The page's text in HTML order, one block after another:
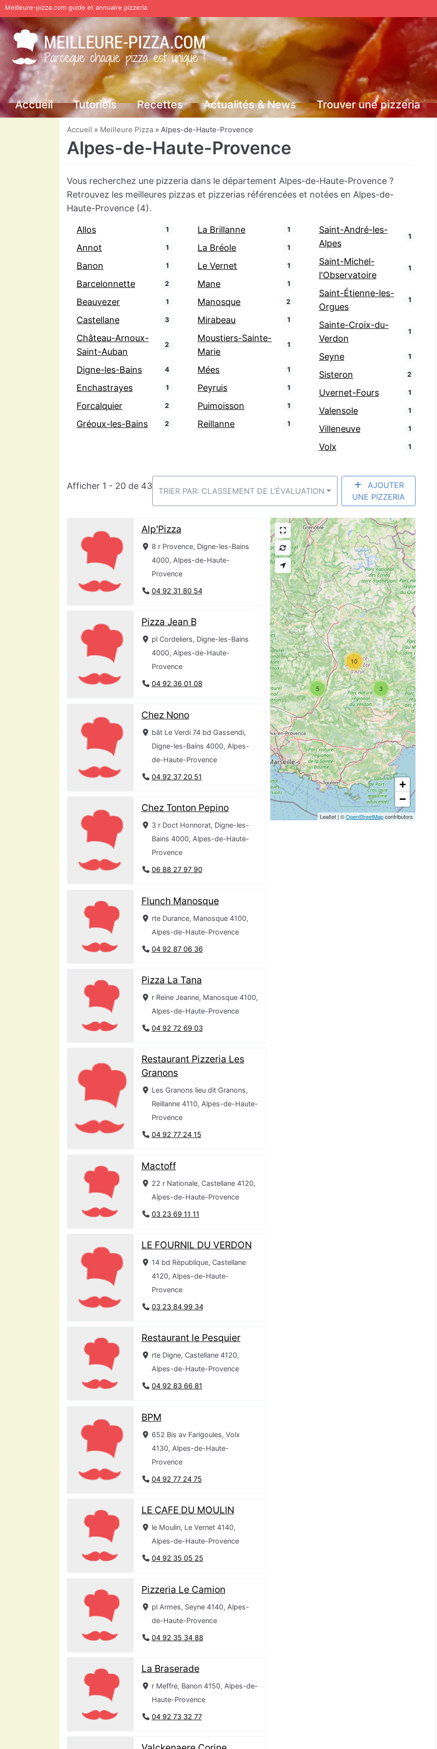
Aller
au
contenu
Meilleure-pizza.com guide et annuaire pizzeria
Accueil Tutoriels Recettes Actualités & News Trouver une pizzeria
Accueil » Meilleure Pizza » Alpes-de-Haute-Provence
Alpes-de-Haute-Provence
Vous recherchez une pizzeria dans le département Alpes-de-Haute-Provence ?
Retrouvez les meilleures pizzas et pizzerias référencées et notées en Alpes-de-
Haute-Provence (4).
Allos 1
Annot 1
Banon 1
Barcelonnette 2
Beauvezer 1
Castellane 3
Château-Arnoux-
Saint-Auban
2
Digne-les-Bains 4
Enchastrayes 1
Forcalquier 2
Gréoux-les-Bains 2
La Brillanne 1
La Bréole 1
Le Vernet 1
Mane 1
Manosque 2
Mirabeau 1
Moustiers-Sainte-
Marie
1
Mées 1
Peyruis 1
Puimoisson 1
Reillanne 1
Saint-André-les-
Alpes
1
Saint-Michel-
l'Observatoire
1
Saint-Étienne-les-
Orgues
1
Sainte-Croix-du-
Verdon
1
Seyne 1
Sisteron 2
Uvernet-Fours 1
Valensole 1
Villeneuve 1
Volx 1
Afficher 1 - 20 de 43 TRIER PAR: CLASSEMENT DE L’ÉVALUATION
AJOUTER
UNE PIZZERIA
Alp'Pizza
8 r Provence, Digne-les-Bains
4000, Alpes-de-Haute-
Provence
04 92 31 80 54
Pizza Jean B
pl Cordeliers, Digne-les-Bains
4000, Alpes-de-Haute-
Provence
04 92 36 01 08
Chez Nono
bât Le Verdi 74 bd Gassendi,
Digne-les-Bains 4000, Alpes-
de-Haute-Provence
04 92 37 20 51
Chez Tonton Pepino
3 r Doct Honnorat, Digne-les-
Bains 4000, Alpes-de-Haute-
Provence
06 88 27 97 90
Flunch Manosque
rte Durance, Manosque 4100,
Alpes-de-Haute-Provence
04 92 87 06 36
Pizza La Tana
r Reine Jeanne, Manosque 4100,
Alpes-de-Haute-Provence
04 92 72 69 03
Restaurant Pizzeria Les
Granons
Les Granons lieu dit Granons,
Reillanne 4110, Alpes-de-Haute-
Provence
04 92 77 24 15
Mactoff
22 r Nationale, Castellane 4120,
Alpes-de-Haute-Provence
03 23 69 11 11
LE FOURNIL DU VERDON
14 bd République, Castellane
4120, Alpes-de-Haute-
Provence
03 23 84 99 34
Restaurant le Pesquier
rte Digne, Castellane 4120,
Alpes-de-Haute-Provence
04 92 83 66 81
BPM
652 Bis av Farigoules, Volx
4130, Alpes-de-Haute-
Provence
04 92 77 24 75
LE CAFE DU MOULIN
le Moulin, Le Vernet 4140,
Alpes-de-Haute-Provence
04 92 35 05 25
Pizzeria Le Camion
pl Armes, Seyne 4140, Alpes-
de-Haute-Provence
04 92 35 34 88
La Braserade
r Meffre, Banon 4150, Alpes-de-
Haute-Provence
04 92 73 32 77
3
5
10
+
−
Leaflet | ©OpenStreetMapcontributors